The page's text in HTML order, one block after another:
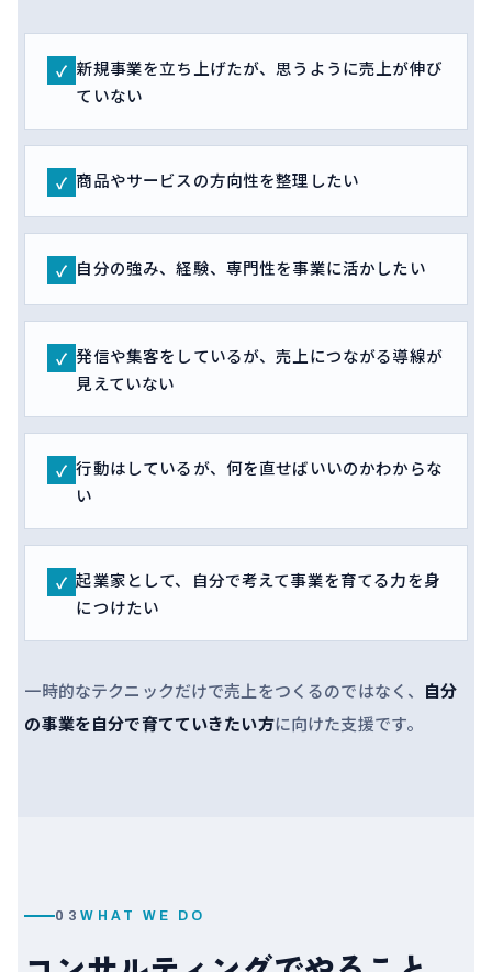
✓ 新規事業を立ち上げたが、思うように売上が伸び
ていない
✓ 商品やサービスの方向性を整理したい
✓ 自分の強み、経験、専門性を事業に活かしたい
✓ 発信や集客をしているが、売上につながる導線が
見えていない
✓ 行動はしているが、何を直せばいいのかわからな
い
✓ 起業家として、自分で考えて事業を育てる力を身
につけたい
一時的なテクニックだけで売上をつくるのではなく、 自分
の事業を自分で育てていきたい方に向けた支援です。
03WHAT WE DO